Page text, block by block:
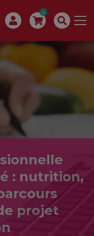
0
: nutrition,
projet